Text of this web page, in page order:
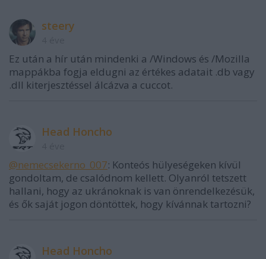
steery
Ez után a hír után mindenki a /Windows és /Mozilla
mappákba fogja eldugni az értékes adatait .db vagy
.dll kiterjesztéssel álcázva a cuccot.
Head Honcho
@nemecsekerno_007: Konteós hülyeségeken kívül
gondoltam, de csalódnom kellett. Olyanról tetszett
hallani, hogy az ukránoknak is van önrendelkezésük,
és ők saját jogon döntöttek, hogy kívánnak tartozni?
Head Honcho